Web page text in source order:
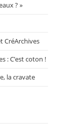
? »
CréArchives
: C’est coton !
la cravate